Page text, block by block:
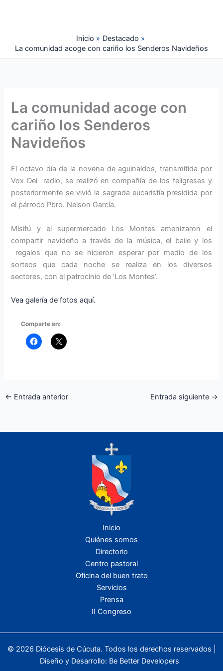
Inicio
Destacado
La comunidad acoge con cariño los Senderos Navideños
La comunidad acoge con
cariño los Senderos
Navideños
El octavo día de la novena de aguinaldos, transmitida por
Vox Dei radio, se realizó en compañía de los feligreses y
posteriormente se vivió la sagrada eucaristía presidida por
el párroco Pbro. Nelson García.
Misifú y el supermercado Los Montes amenizaron el
compartir navideño a través de la música, el baile y los
regalos que no se hicieron esperar por medio de los
sorteos que cada noche se realiza en los diversos
sectores, con el patrocinio de ‘Los Montes’.
Vea galería de fotos aquí.
Comparte en:
← Entrada anterior Entrada siguiente →
Inicio
Quiénes somos
Directorio
Centro pastoral
Oficina del buen trato
Servicios
Prensa
II Congreso
© 2026 Diócesis de Cúcuta. Todos los derechos reservados |
Diseño y Desarrollo: Be Better Developers